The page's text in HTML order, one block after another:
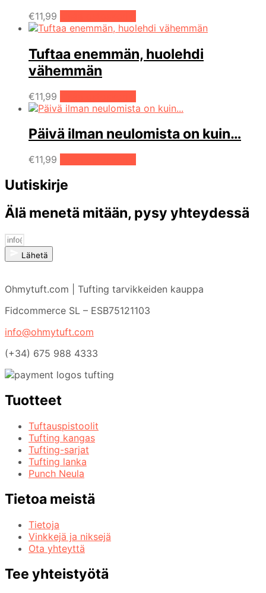
€11,99
Tuftaa enemmän, huolehdi
vähemmän
€11,99
Päivä ilman neulomista on kuin…
€11,99
Uutiskirje
Älä menetä mitään, pysy yhteydessä
Lähetä
Ohmytuft.com | Tufting tarvikkeiden kauppa
Fidcommerce SL – ESB75121103
info@ohmytuft.com
(+34) 675 988 4333
Tuotteet
Tuftauspistoolit
Tufting kangas
Tufting-sarjat
Tufting lanka
Punch Neula
Tietoa meistä
Tietoja
Vinkkejä ja niksejä
Ota yhteyttä
Tee yhteistyötä